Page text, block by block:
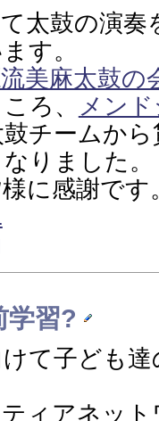
太鼓の演奏
す。
美麻太鼓の
ろ、
メン
チームか
りました。
に感謝です
学習?
て子ども
ィアネット